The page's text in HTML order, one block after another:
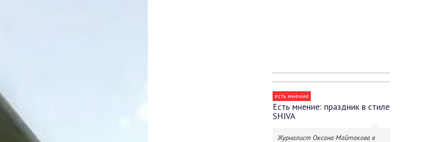
есть мнение
Есть мнение: праздник в стиле
SHIVA
Журналист Оксана Майтакова в